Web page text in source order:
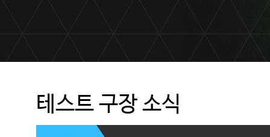
테스트 구장 소식